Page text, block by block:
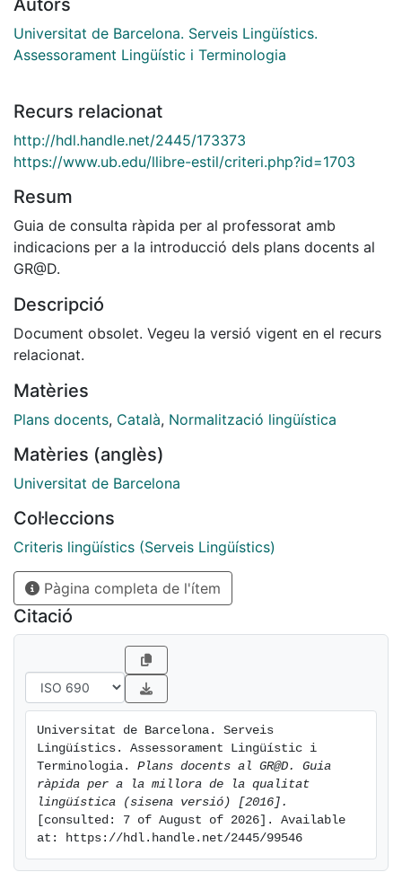
Universitat de Barcelona. Serveis Lingüístics.
Assessorament Lingüístic i Terminologia
Recurs relacionat
http://hdl.handle.net/2445/173373
https://www.ub.edu/llibre-estil/criteri.php?id=1703
Resum
Guia de consulta ràpida per al professorat amb
indicacions per a la introducció dels plans docents al
GR@D.
Descripció
Document obsolet. Vegeu la versió vigent en el recurs
relacionat.
Matèries
Plans docents, Català, Normalització lingüística
Matèries (anglès)
Universitat de Barcelona
Col·leccions
Criteris lingüístics (Serveis Lingüístics)
Pàgina completa de l'ítem
Citació
Universitat de Barcelona. Serveis
Lingüístics. Assessorament Lingüístic i
Terminologia. Plans docents al GR@D. Guia
ràpida per a la millora de la qualitat
lingüística (sisena versió) [2016].
[consulted: 7 of August of 2026]. Available
at: https://hdl.handle.net/2445/99546